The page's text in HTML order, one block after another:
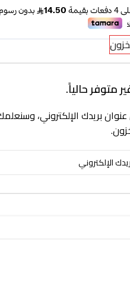
متوفر حالياً.
بريدك الإلكتروني،